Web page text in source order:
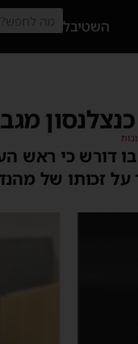
השטיבל
דורש כי ראש
על זכותו של